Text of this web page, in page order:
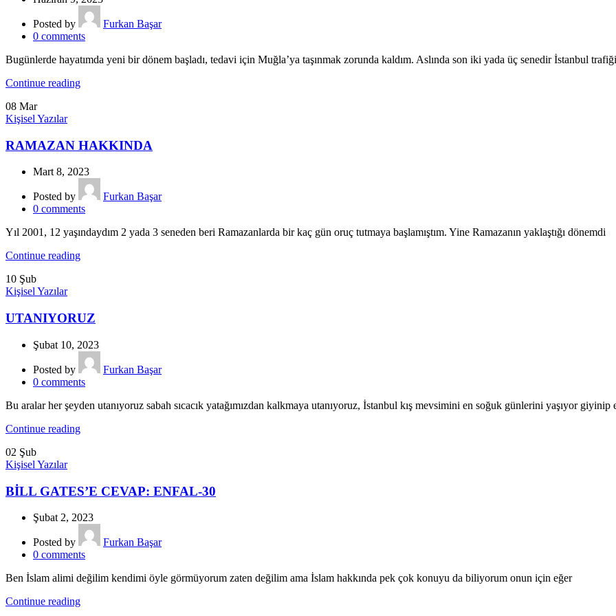
Posted by
Furkan Başar
0 comments
Bugünlerde hayatımda yeni bir dönem başladı, tedavi için Muğla’ya taşınmak zorunda kaldım. Aslında son iki yada üç senedir İstanbul
Continue reading
08 Mar
Kişisel Yazılar
RAMAZAN HAKKINDA
Mart 8, 2023
Posted by
Furkan Başar
0 comments
Yıl 2001, 12 yaşındaydım 2 yada 3 seneden beri Ramazanlarda bir kaç gün oruç tutmaya başlamıştım. Yine Ramazanın yaklaştığı dönemdi
Continue reading
10 Şub
Kişisel Yazılar
UTANIYORUZ
Şubat 10, 2023
Posted by
Furkan Başar
0 comments
Bu aralar her şeyden utanıyoruz sabah sıcacık yatağımızdan kalkmaya utanıyoruz, İstanbul kış mevsimini en soğuk günlerini yaşıyor giyinip
Continue reading
02 Şub
Kişisel Yazılar
BİLL GATES’E CEVAP: ENFAL-30
Şubat 2, 2023
Posted by
Furkan Başar
0 comments
Ben İslam alimi değilim kendimi öyle görmüyorum zaten değilim ama İslam hakkında pek çok konuyu da biliyorum onun için eğer
Continue reading